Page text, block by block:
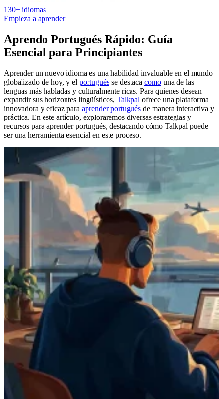
130+ idiomas
Empieza a aprender
Aprendo Portugués Rápido: Guía
Esencial para Principiantes
Aprender un nuevo idioma es una habilidad invaluable en el mundo
globalizado de hoy, y el portugués se destaca como una de las
lenguas más habladas y culturalmente ricas. Para quienes desean
expandir sus horizontes lingüísticos, Talkpal ofrece una plataforma
innovadora y eficaz para aprender portugués de manera interactiva y
práctica. En este artículo, exploraremos diversas estrategias y
recursos para aprender portugués, destacando cómo Talkpal puede
ser una herramienta esencial en este proceso.